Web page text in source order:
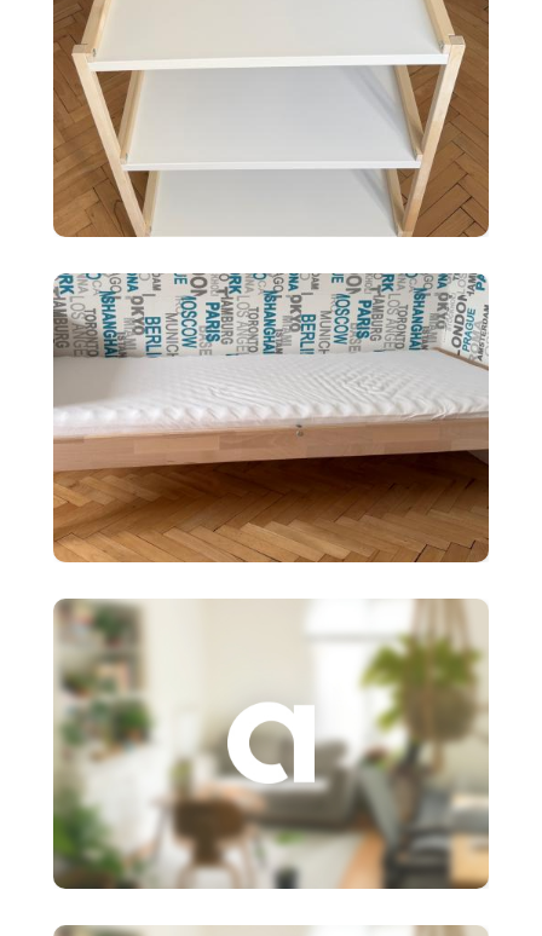
policový diel BI
roštom,matr